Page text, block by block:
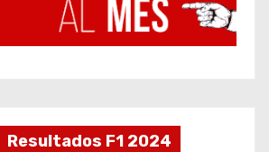
Resultados F1 2024